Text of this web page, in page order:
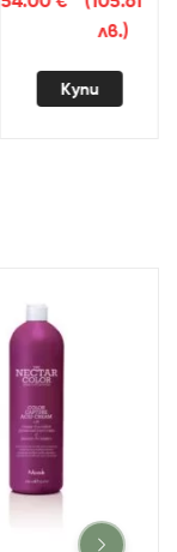
мляко 150 мл.
лв.)
Купи